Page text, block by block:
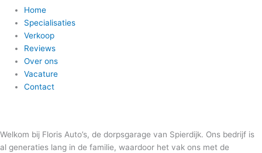
Home
Specialisaties
Verkoop
Reviews
Over ons
Vacature
Contact
Welkom bij Floris Auto’s, de dorpsgarage van Spierdijk. Ons bedrijf is
al generaties lang in de familie, waardoor het vak ons met de